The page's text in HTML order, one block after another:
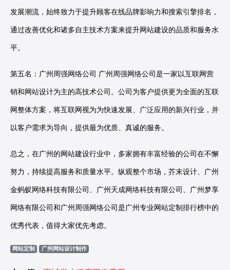
发展潮流，始终致力于提升顾客在线品牌影响力和搜索引擎排名，
通过改善优化和诸多自主技术方案来提升网站建设的品质和服务水
平。
第五名：广州周强网络公司 广州周强网络公司是一家以互联网营
销和网站设计为主的高技术公司。公司为客户提供更为全面的互联
网整体方案，将互联网视为为快速发展、广泛应用的新兴行业，并
以客户需求为导向，提供最为优质、真诚的服务。
总之，在广州的网站建设行业中，多家拥有丰富经验的公司在不懈
努力，持续提高服务和质量水平。纵观整个市场，芥末设计、广州
金蚂蚁网络科技有限公司、广州天成网络科技有限公司、广州梦享
网络有限公司和广州周强网络公司是广州专业网站定制排行榜中的
优秀代表，值得大家优先考虑。
网站定制 广州网站设计制作